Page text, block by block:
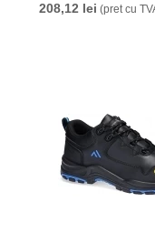
208,12 lei (pret cu